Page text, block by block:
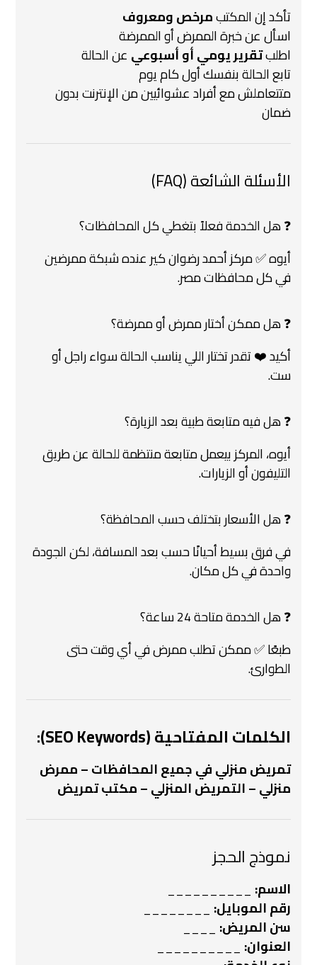
تأكد إن المكتبمرخص ومعروف
اسأل عن خبرة الممرض أو الممرضة
اطلبتقرير يومي أو أسبوعي عن الحالة
تابع الحالة بنفسك أول كام يوم
متتعاملش مع أفراد عشوائيين من الإنترنت بدون
ضمان
الأسئلة الشائعة (FAQ)
❓ هل الخدمة فعلاً بتغطي كل المحافظات؟
أيوه ✅ مركز أحمد رضوان كير عنده شبكة ممرضين
في كل محافظات مصر.
❓ هل ممكن أختار ممرض أو ممرضة؟
أكيد ❤️ تقدر تختار اللي يناسب الحالة سواء راجل أو
ست.
❓ هل فيه متابعة طبية بعد الزيارة؟
أيوه، المركز بيعمل متابعة منتظمة للحالة عن طريق
التليفون أو الزيارات.
❓ هل الأسعار بتختلف حسب المحافظة؟
في فرق بسيط أحيانًا حسب بعد المسافة، لكن الجودة
واحدة في كل مكان.
❓ هل الخدمة متاحة 24 ساعة؟
طبعًا ✅ ممكن تطلب ممرض في أي وقت حتى
الطوارئ.
الكلمات المفتاحية (SEO Keywords):
تمريض منزلي في جميع المحافظات – ممرض
منزلي – التمريض المنزلي – مكتب تمريض
نموذج الحجز
الاسم: __________
رقم الموبايل: ________
سن المريض: ____
العنوان: __________